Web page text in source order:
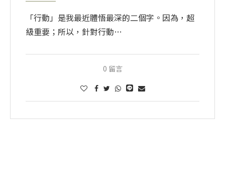
「行動」是我最近體悟最深的二個字。因為，超
級重要；所以，針對行動…
0 留言